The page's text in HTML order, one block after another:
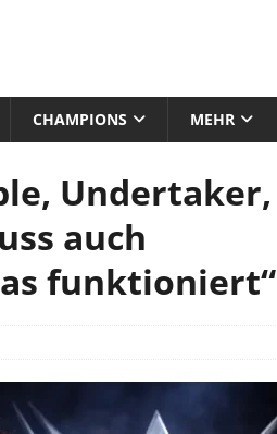
CHAMPIONS MEHR
Undertaker,
auch
funktioniert“